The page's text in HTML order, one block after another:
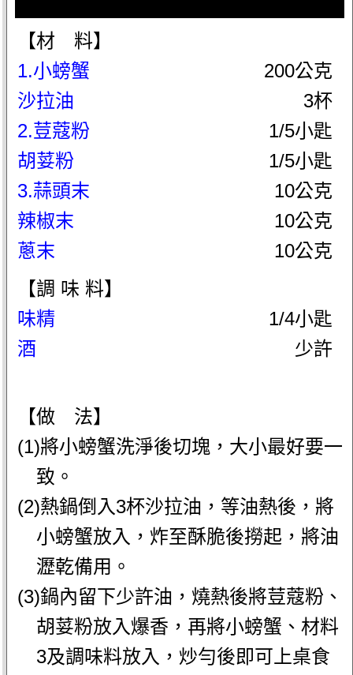
【材 料】
1.小螃蟹
200公克
沙拉油
3杯
2.荳蔻粉
1/5小匙
胡荽粉
1/5小匙
3.蒜頭末
10公克
辣椒末
10公克
蔥末
10公克
【調 味 料】
味精
1/4小匙
酒
少許
【做 法】
(1)將小螃蟹洗淨後切塊，大小最好要一
致。
(2)熱鍋倒入3杯沙拉油，等油熱後，將
小螃蟹放入，炸至酥脆後撈起，將油
瀝乾備用。
(3)鍋內留下少許油，燒熱後將荳蔻粉、
胡荽粉放入爆香，再將小螃蟹、材料
3及調味料放入，炒勻後即可上桌食